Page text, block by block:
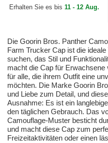
Erhalten Sie es bis 11 - 12 Aug.
Die Goorin Bros. Panther
Farm Trucker Cap ist die
suchen, das Stil und
macht die Cap für
für alle, die ihrem Outfit eine
möchten. Die Marke Goorin
und Liebe zum Detail, und
Ausnahme: Es ist ein
den täglichen Gebrauch. Das
Camouflage-Muster besticht
und macht diese Cap zum
Freizeitaktivitäten oder einen